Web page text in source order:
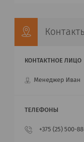
Менеджер Иван
+375 (25) 500-